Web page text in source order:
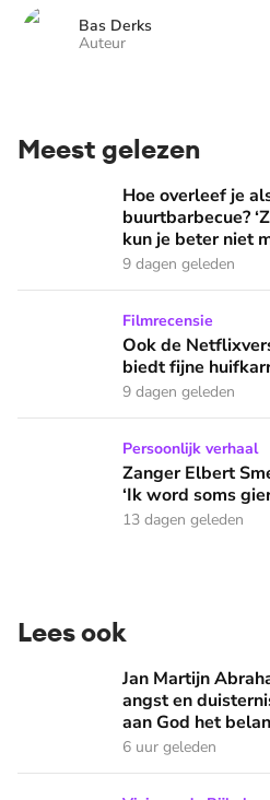
Bas Derks
Auteur
Meest gelezen
Hoe overleef je als christen
Hoe overleef je
buurtbarbecue?
kun je beter niet
9 dagen geleden
Ook de Netflixversie van ‘Het
Filmrecensie
Ook de
biedt fijne
9 dagen geleden
Zanger Elbert Smelt kan niet
Persoonlijk verhaal
Zanger Elbert
‘Ik word soms
13 dagen geleden
Lees ook
Jan Martijn Abrahamse:
Jan Martijn
angst en
aan God het
6 uur geleden